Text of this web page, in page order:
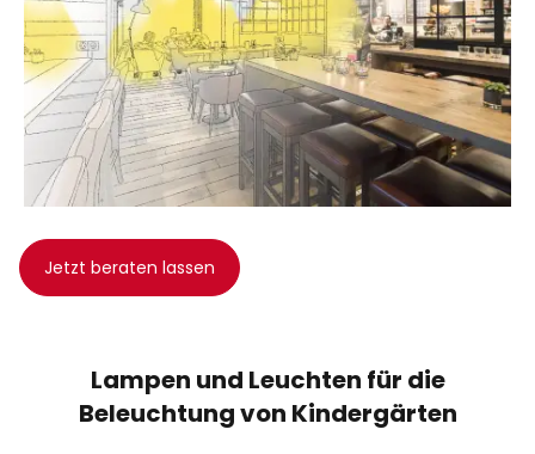
Jetzt beraten lassen
Lampen und Leuchten für die
Beleuchtung von Kindergärten